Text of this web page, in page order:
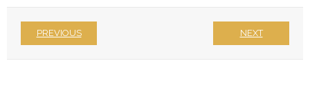
PREVIOUS NEXT